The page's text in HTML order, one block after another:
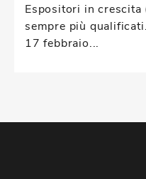
Espositori in
sempre più
17 febbraio...